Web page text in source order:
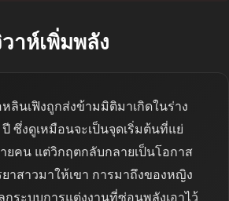
วาห์เพิ่มพลัง
หลินเฟิงถูกส่งข้ามมิติมาเกิดในร่าง
ซึ่งดูเหมือนจะเป็นจุดเริ่มต้นที่แย่
ยคน แต่วิกฤตกลับกลายเป็นโอกาส
าสาวมาให้เขา การมาถึงของหญิง
ระบบการแต่งงานที่ซ่อนพลังเอาไว้